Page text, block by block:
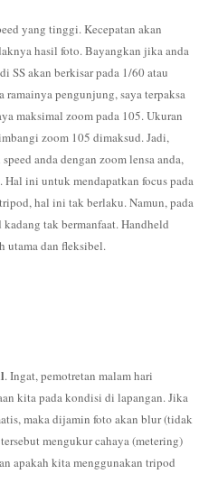
yang tinggi. Kecepatan akan
hasil foto. Bayangkan jika anda
SS akan berkisar pada 1/60 atau
pengunjung, saya terpaksa
maksimal zoom pada 105. Ukuran
zoom 105 dimaksud. Jadi,
anda dengan zoom lensa anda,
ini untuk mendapatkan focus pada
hal ini tak berlaku. Namun, pada
tak bermanfaat. Handheld
utama dan fleksibel.
. Ingat, pemotretan malam hari
kita pada kondisi di lapangan. Jika
maka dijamin foto akan blur (tidak
mengukur cahaya (metering)
apakah kita menggunakan tripod